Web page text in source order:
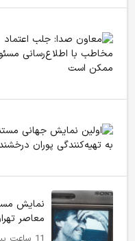
نمایش
معاصر